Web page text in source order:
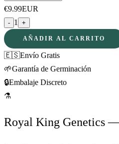
€9.99EUR
- 1 +
AÑADIR AL CARRITO
🇪🇸Envío Gratis
🌱Garantía de Germinación
🔒Embalaje Discreto
⚗
Royal King Genetics